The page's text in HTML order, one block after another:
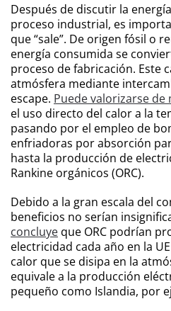
Después de discutir la
proceso industrial, es
que “sale”. De origen fósil o
energía consumida se
proceso de fabricación. Este
atmósfera mediante
escape. Puede valorizarse
el uso directo del calor a la
pasando por el empleo de
enfriadoras por absorción
hasta la producción de
Rankine orgánicos (ORC).
Debido a la gran escala del
beneficios no serían
concluye que ORC podrían
electricidad cada año en la
calor que se disipa en la
equivale a la producción
pequeño como Islandia, por